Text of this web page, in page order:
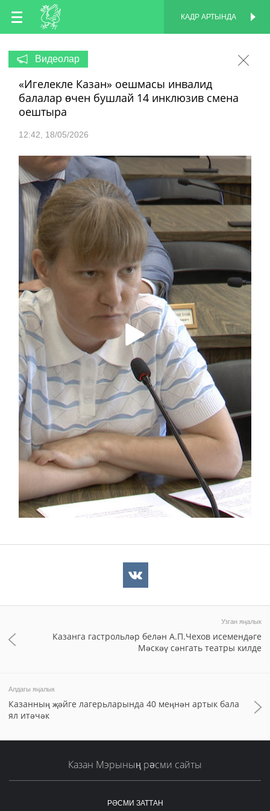
TT
EN
КАДР АРТЫНДА
Видеолар
«Игелекле Казан» оешмасы инвалид
балалар өчен бушлай 14 инклюзив смена
оештыра
12:42 18/05/2026
Узган яңалык
Казанга гастрольләр белән А.П.Чехов исемендәге
Мәскәү сәнгать театры килде
Алдагы яңалык
Казанның җәйге лагерьларында 40 меңнән артык бала
ял итәчәк
Казан Мэрының рәсми сайты
РӘСМИ ЗАТТАН
КАДР АРТЫНДА